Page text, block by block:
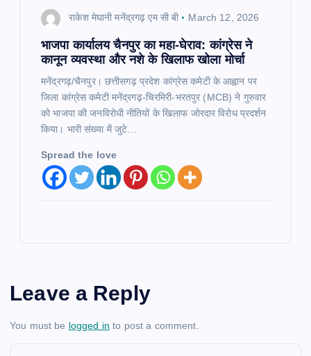
राकेश मेघानी मनेंद्रगढ़ एम सी बी March 12, 2026
भाजपा कार्यालय चैनपुर का महा-घेराव: कांग्रेस ने
कानून व्यवस्था और नशे के खिलाफ खोला मोर्चा
मनेंद्रगढ़/चैनपुर। छत्तीसगढ़ प्रदेश कांग्रेस कमेटी के आह्वान पर
जिला कांग्रेस कमेटी मनेंद्रगढ़-चिरमिरी-भरतपुर (MCB) ने गुरुवार
को भाजपा की जनविरोधी नीतियों के खिलाफ जोरदार विरोध प्रदर्शन
किया। भारी संख्या में जुटे…
Spread the love
Leave a Reply
You must be logged in to post a comment.